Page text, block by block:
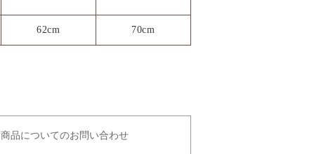
62cm 70cm
商品についてのお問い合わせ